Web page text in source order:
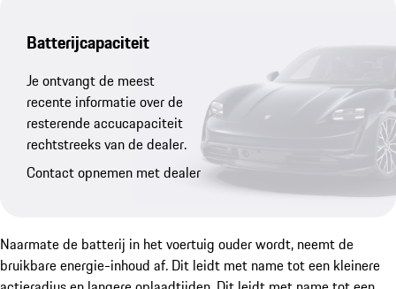
Batterijcapaciteit
Je ontvangt de meest
recente informatie over de
resterende accucapaciteit
rechtstreeks van de dealer.
Contact opnemen met dealer
Naarmate de batterij in het voertuig ouder wordt, neemt de
bruikbare energie-inhoud af. Dit leidt met name tot een kleinere